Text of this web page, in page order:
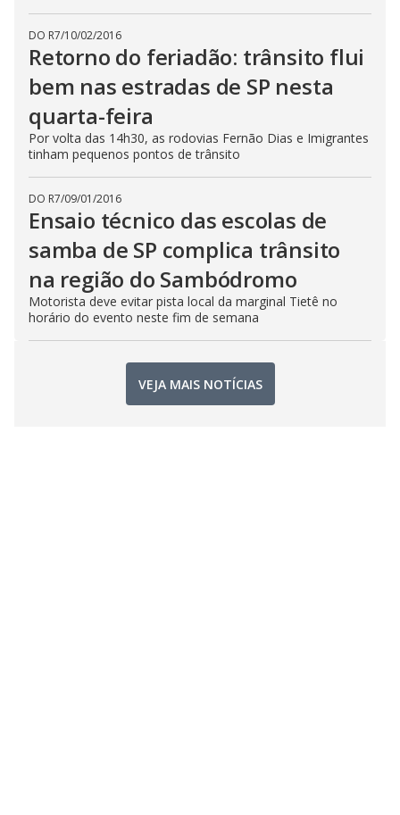
DO R7/10/02/2016
Retorno do feriadão: trânsito flui
bem nas estradas de SP nesta
quarta-feira
Por volta das 14h30, as rodovias Fernão Dias e Imigrantes
tinham pequenos pontos de trânsito
DO R7/09/01/2016
Ensaio técnico das escolas de
samba de SP complica trânsito
na região do Sambódromo
Motorista deve evitar pista local da marginal Tietê no
horário do evento neste fim de semana
VEJA MAIS NOTÍCIAS